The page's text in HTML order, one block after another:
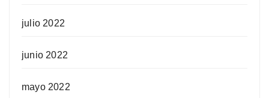
julio 2022
junio 2022
mayo 2022